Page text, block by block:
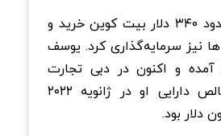
او در سال ۲۰۱۱ حدود ۳۴۰ دلار بیت کوین خرید و
در اتریوم و NFT ها نیز سرمایه‌گذاری کرد. یوسف
آمده و اکنون در دبی تجارت
می‌کند. ارزش خالص دارایی او در ژانویه ۲۰۲۲